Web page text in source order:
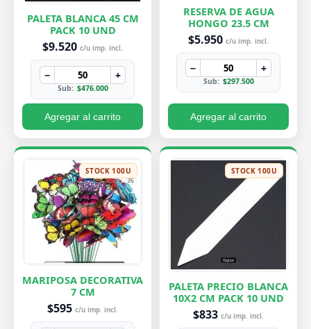
PALETA BLANCA 45 CM
PACK 10 UND
$9.520 c/u imp. incl.
− +
Sub: $476.000
Agregar al carrito
RESERVA DE AGUA
HONGO 23.5 CM
$5.950 c/u imp. incl.
− +
Sub: $297.500
Agregar al carrito
STOCK 100U
MARIPOSA DECORATIVA
7 CM
$595 c/u imp. incl.
STOCK 100U
PALETA PRECIO BLANCA
10X2 CM PACK 10 UND
$833 c/u imp. incl.